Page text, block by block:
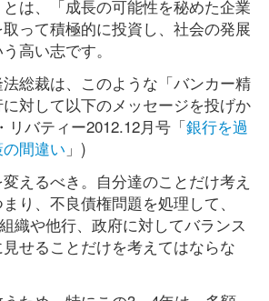
とは、「成長の可能性を秘めた企業
って積極的に投資し、社会の発展
高い志です。
総裁は、このような「バンカー精
対して以下のメッセージを投げか
リバティー2012.12月号「銀行を過
間違い 」)
えるべき。自分達のことだけ考え
り、不良債権問題を処理して、
織や他行、政府に対してバランス
せることだけを考えてはならな